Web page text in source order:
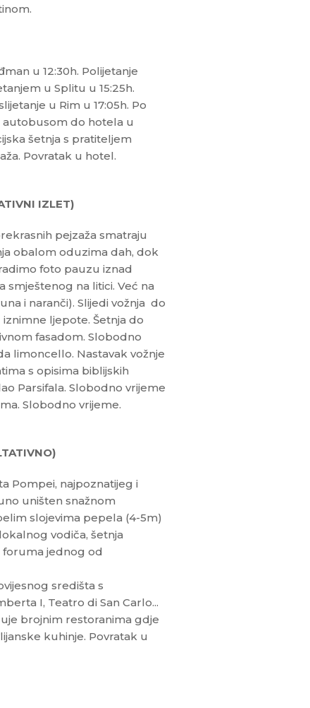
u 12:30h. Polijetanje
u Splitu u 15:25h.
u Rim u 17:05h. Po
autobusom do hotela u
šetnja s pratiteljem
Povratak u hotel.
IZLET)
pejzaža smatraju
obalom oduzima dah, dok
foto pauzu iznad
smještenog na litici. Već na
i naranči). Slijedi vožnja do
ljepote. Šetnja do
fasadom. Slobodno
limoncello. Nastavak vožnje
s opisima biblijskih
Parsifala. Slobodno vrijeme
Slobodno vrijeme.
Pompei, najpoznatijeg i
uništen snažnom
slojevima pepela (4-5m)
vodiča, šetnja
foruma jednog od
središta s
I, Teatro di San Carlo...
brojnim restoranima gdje
kuhinje. Povratak u